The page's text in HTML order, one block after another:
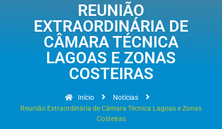
REUNIÃO
EXTRAORDINÁRIA DE
CÂMARA TÉCNICA
LAGOAS E ZONAS
COSTEIRAS
Início
Notícias
Reunião Extraordinária de Câmara Técnica Lagoas e Zonas
Costeiras